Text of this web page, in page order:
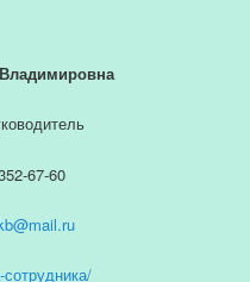
67-60